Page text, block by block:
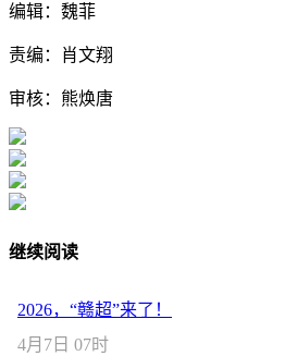
编辑：魏菲
责编：肖文翔
审核：熊焕唐
继续阅读
2026，“赣超”来了！
4月7日 07时